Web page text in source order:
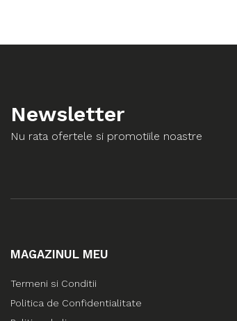
Newsletter
Nu rata ofertele si promotiile noastre
MAGAZINUL MEU
Termeni si Conditii
Politica de Confidentialitate